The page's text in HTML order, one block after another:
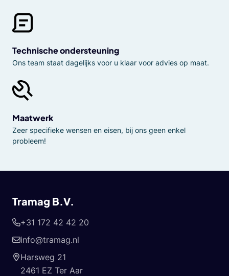
Technische ondersteuning
Ons team staat dagelijks voor u klaar voor advies op maat.
Maatwerk
Zeer specifieke wensen en eisen, bij ons geen enkel
probleem!
Tramag B.V.
+31 172 42 42 20
info@tramag.nl
Harsweg 21
2461 EZ Ter Aar